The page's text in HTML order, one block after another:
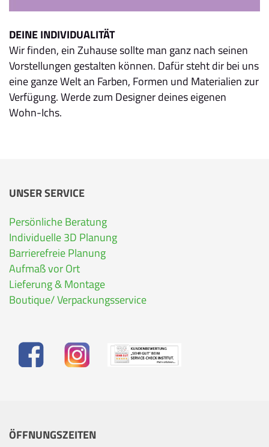
DEINE INDIVIDUALITÄT
Wir finden, ein Zuhause sollte man ganz nach seinen
Vorstellungen gestalten können. Dafür steht dir bei uns
eine ganze Welt an Farben, Formen und Materialien zur
Verfügung. Werde zum Designer deines eigenen
Wohn-Ichs.
UNSER SERVICE
Persönliche Beratung
Individuelle 3D Planung
Barrierefreie Planung
Aufmaß vor Ort
Lieferung & Montage
Boutique/ Verpackungsservice
ÖFFNUNGSZEITEN